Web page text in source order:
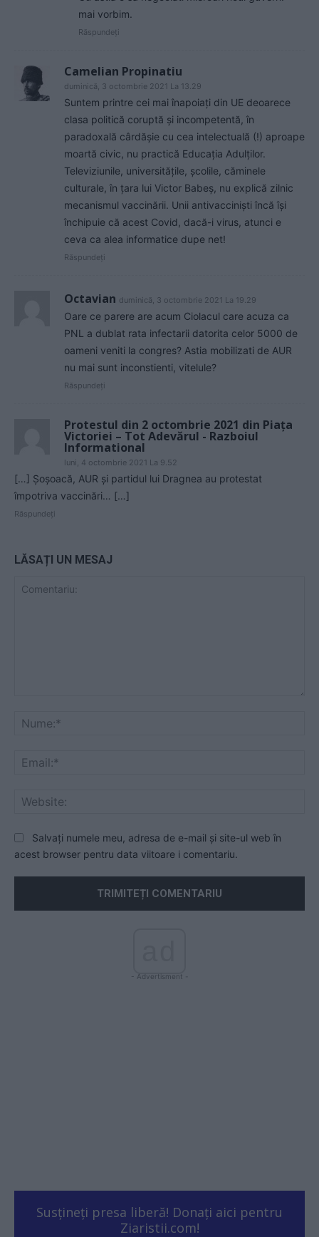
mai vorbim.
Răspundeți
Camelian Propinatiu
duminică, 3 octombrie 2021 La 13.29
Suntem printre cei mai înapoiaţi din UE deoarece
clasa politică coruptă şi incompetentă, în
paradoxală cârdăşie cu cea intelectuală (!) aproape
moartă civic, nu practică Educaţia Adulţilor.
Televiziunile, universităţile, şcolile, căminele
culturale, în ţara lui Victor Babeş, nu explică zilnic
mecanismul vaccinării. Unii antivaccinişti încă îşi
închipuie că acest Covid, dacă-i virus, atunci e
ceva ca alea informatice dupe net!
Răspundeți
Octavian duminică, 3 octombrie 2021 La 19.29
Oare ce parere are acum Ciolacul care acuza ca
PNL a dublat rata infectarii datorita celor 5000 de
oameni veniti la congres? Astia mobilizati de AUR
nu mai sunt inconstienti, vitelule?
Răspundeți
Protestul din 2 octombrie 2021 din Piaţa
Victoriei – Tot Adevărul - Razboiul
Informational
luni, 4 octombrie 2021 La 9.52
[…] Șoșoacă, AUR și partidul lui Dragnea au protestat
împotriva vaccinări… […]
Răspundeți
LĂSAȚI UN MESAJ
Salvați numele meu, adresa de e-mail și site-ul web în
acest browser pentru data viitoare i comentariu.
- Advertisment -
Susțineți presa liberă! Donați aici pentru
Ziaristii.com!